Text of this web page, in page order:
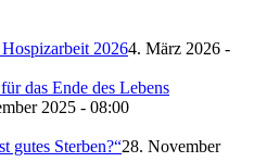
20264. März 2026 -
2025 - 08:00
gutes Sterben?“28. November